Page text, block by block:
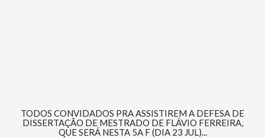
TODOS CONVIDADOS PRA ASSISTIREM A DEFESA DE
DISSERTAÇÃO DE MESTRADO DE FLÁVIO FERREIRA,
QUE SERÁ NESTA 5A F (DIA 23 JUL)...